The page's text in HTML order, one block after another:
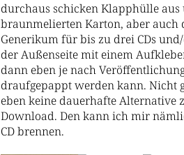
durchaus schicken Klapphülle aus
braunmelierten Karton, aber auch
Generikum für bis zu drei CDs
der Außenseite mit einem
dann eben je nach
draufgepappt werden kann. Nicht
eben keine dauerhafte Alternative
Download. Den kann ich mir
CD brennen.